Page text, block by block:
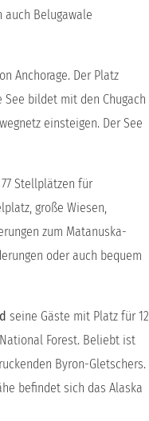
auch Belugawale
Anchorage. Der Platz
bildet mit den Chugach
einsteigen. Der See
Stellplätzen für
große Wiesen,
zum Matanuska-
oder auch bequem
seine Gäste mit Platz für 12
Forest. Beliebt ist
Byron-Gletschers.
befindet sich das Alaska